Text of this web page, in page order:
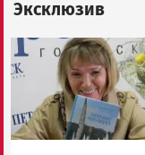
Эксклюзив
Image